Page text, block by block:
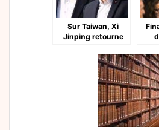
Sur Taiwan, Xi
Jinping retourne